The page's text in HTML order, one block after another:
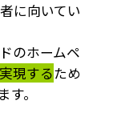
に向いてい
のホームペ
現するため
。